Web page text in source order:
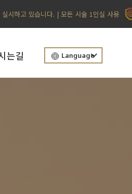
시하고 있습니다. | 모든 시술 1인실 사용
는길 Language